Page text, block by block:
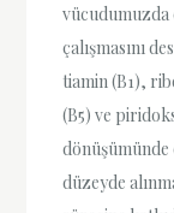
vücudumuzda
çalışmasını
tiamin (B1),
(B5) ve
düzeyde